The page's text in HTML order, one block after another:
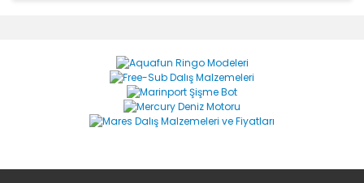
Yorum Yaz
Ürün resmi kalitesiz, bozuk veya görüntülenemiyor.
Ürün açıklamasında eksik bilgiler bulunuyor.
Ürün bilgilerinde hatalar bulunuyor.